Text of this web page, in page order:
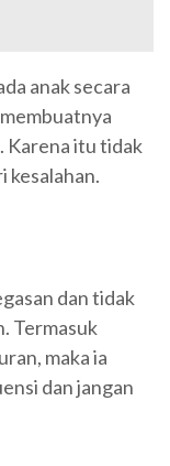
anak secara
Karena itu tidak
kesalahan.
dan tidak
Termasuk
maka ia
dan jangan